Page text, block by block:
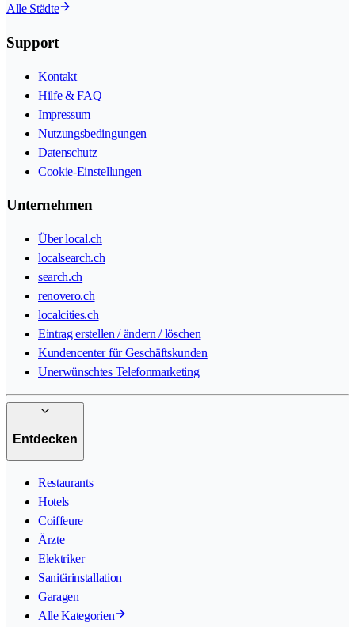
Alle Städte
Support
Kontakt
Hilfe & FAQ
Impressum
Nutzungsbedingungen
Datenschutz
Cookie-Einstellungen
Unternehmen
Über local.ch
localsearch.ch
search.ch
renovero.ch
localcities.ch
Eintrag erstellen / ändern / löschen
Kundencenter für Geschäftskunden
Unerwünschtes Telefonmarketing
Entdecken
Restaurants
Hotels
Coiffeure
Ärzte
Elektriker
Sanitärinstallation
Garagen
Alle Kategorien